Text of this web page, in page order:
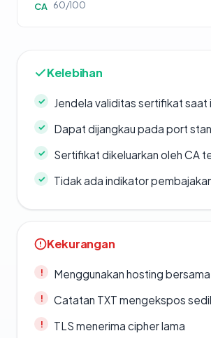
CA 60/100
Kelebihan
Jendela validitas sertifikat saat
Dapat dijangkau pada port
Sertifikat dikeluarkan oleh CA
Tidak ada indikator
Kekurangan
Menggunakan hosting
Catatan TXT mengekspos
TLS menerima cipher lama